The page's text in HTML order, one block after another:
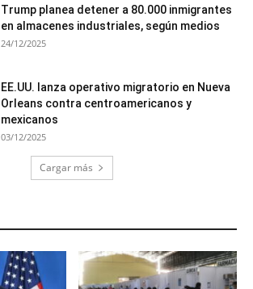
Trump planea detener a 80.000 inmigrantes
en almacenes industriales, según medios
24/12/2025
EE.UU. lanza operativo migratorio en Nueva
Orleans contra centroamericanos y
mexicanos
03/12/2025
Cargar más